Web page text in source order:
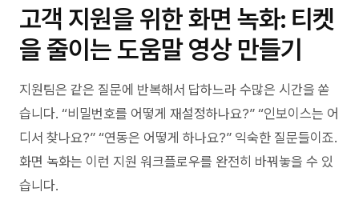
고객 지원을 위한 화면 녹화: 티켓
을 줄이는 도움말 영상 만들기
지원팀은 같은 질문에 반복해서 답하느라 수많은 시간을 쏟
습니다. “비밀번호를 어떻게 재설정하나요?” “인보이스는 어
디서 찾나요?” “연동은 어떻게 하나요?” 익숙한 질문들이죠.
화면 녹화는 이런 지원 워크플로우를 완전히 바꿔놓을 수 있
습니다.